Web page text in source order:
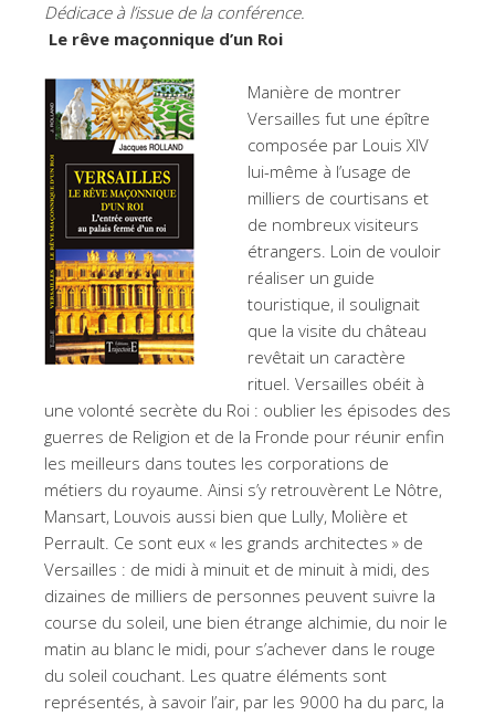
Dédicace à l’issue de la conférence.
Le rêve maçonnique d’un Roi
Manière de montrer
Versailles fut une épître
composée par Louis XIV
lui-même à l’usage de
milliers de courtisans et
de nombreux visiteurs
étrangers. Loin de vouloir
réaliser un guide
touristique, il soulignait
que la visite du château
revêtait un caractère
rituel. Versailles obéit à
une volonté secrète du Roi : oublier les épisodes des
guerres de Religion et de la Fronde pour réunir enfin
les meilleurs dans toutes les corporations de
métiers du royaume. Ainsi s’y retrouvèrent Le Nôtre,
Mansart, Louvois aussi bien que Lully, Molière et
Perrault. Ce sont eux « les grands architectes » de
Versailles : de midi à minuit et de minuit à midi, des
dizaines de milliers de personnes peuvent suivre la
course du soleil, une bien étrange alchimie, du noir le
matin au blanc le midi, pour s’achever dans le rouge
du soleil couchant. Les quatre éléments sont
représentés, à savoir l’air, par les 9000 ha du parc, la